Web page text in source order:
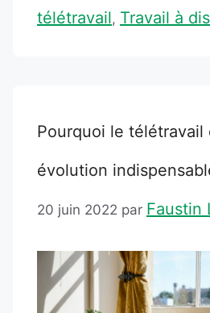
télétravail, Travail à
Pourquoi le télétravail
évolution
20 juin 2022 par Faustin